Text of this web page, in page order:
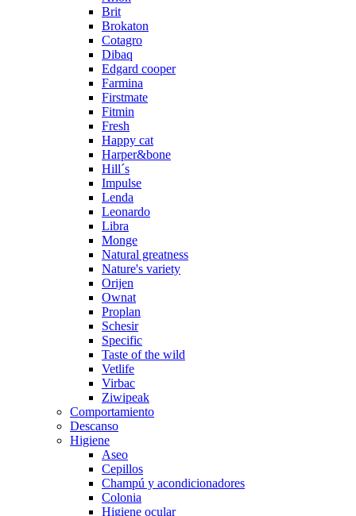
Brit
Brokaton
Cotagro
Dibaq
Edgard cooper
Farmina
Firstmate
Fitmin
Fresh
Happy cat
Harper&bone
Hill´s
Impulse
Lenda
Leonardo
Libra
Monge
Natural greatness
Nature's variety
Orijen
Ownat
Proplan
Schesir
Specific
Taste of the wild
Vetlife
Virbac
Ziwipeak
Comportamiento
Descanso
Higiene
Aseo
Cepillos
Champú y acondicionadores
Colonia
Higiene ocular